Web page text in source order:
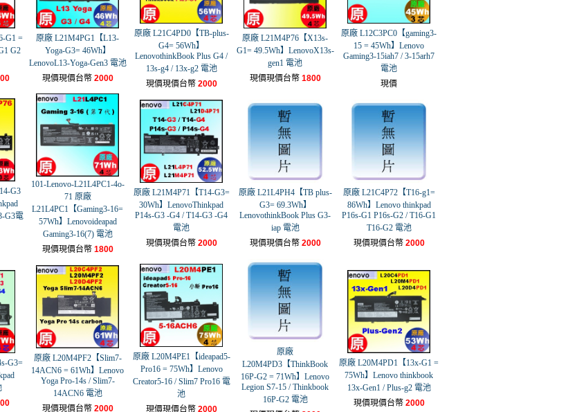
G1 =
G2
原廠 L21M4PG1【L13-
Yoga-G3= 46Wh】
LenovoL13-Yoga-Gen3 電池
現價現價台幣 2000
原廠 L21C4PD0【TB-plus-
G4= 56Wh】
LenovothinkBook Plus G4 /
13s-g4 / 13x-g2 電池
現價現價台幣 2000
原廠 L21M4P76【X13s-
G1= 49.5Wh】LenovoX13s-
gen1 電池
現價現價台幣 1800
原廠 L12C3PC0【gaming3-
15 = 45Wh】Lenovo
Gaming3-15iah7 / 3-15arh7
電池
現價
G3
G3電
101-Lenovo-L21L4PC1-4o-
71 原廠
L21L4PC1【Gaming3-16=
57Wh】Lenovoideapad
Gaming3-16(7) 電池
現價現價台幣 1800
原廠 L21M4P71【T14-G3=
30Wh】LenovoThinkpad
P14s-G3 -G4 / T14-G3 -G4
電池
現價現價台幣 2000
原廠 L21L4PH4【TB plus-
G3= 69.3Wh】
LenovothinkBook Plus G3-
iap 電池
現價現價台幣 2000
原廠 L21C4P72【T16-g1=
86Wh】Lenovo thinkpad
P16s-G1 P16s-G2 / T16-G1
T16-G2 電池
現價現價台幣 2000
G3=
原廠 L20M4PF2【Slim7-
14ACN6 = 61Wh】Lenovo
Yoga Pro-14s / Slim7-
14ACN6 電池
現價現價台幣 2000
原廠 L20M4PE1【ideapad5-
Pro16 = 75Wh】Lenovo
Creator5-16 / Slim7 Pro16 電
池
現價現價台幣 2000
原廠
L20M4PD3【ThinkBook
16P-G2 = 71Wh】Lenovo
Legion S7-15 / Thinkbook
16P-G2 電池
原廠 L20M4PD1【13x-G1 =
75Wh】Lenovo thinkbook
13x-Gen1 / Plus-g2 電池
現價現價台幣 2000